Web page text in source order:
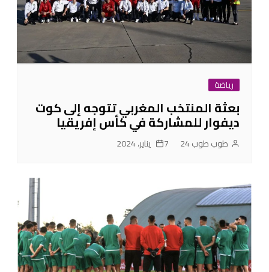
رياضة
بعثة المنتخب المغربي تتوجه إلى كوت
ديفوار للمشاركة في كأس إفريقيا
طوب طوب 24 7 يناير، 2024